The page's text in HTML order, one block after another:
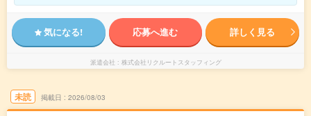
気になる! 応募へ進む 詳しく見る
派遣会社 株式会社リクルートスタッフィング
未読 掲載日 2026/08/03